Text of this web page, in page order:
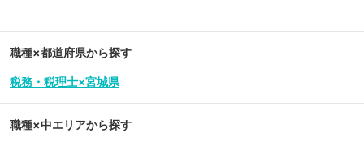
職種×都道府県から探す
税務・税理士×宮城県
職種×中エリアから探す